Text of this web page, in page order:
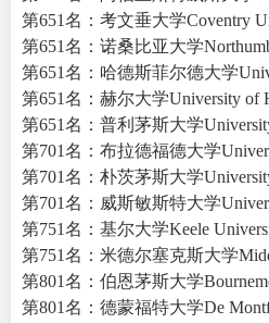
第651名：考文垂大学Coventry
第651名：诺桑比亚大学
第651名：哈德斯菲尔德大学
第651名：赫尔大学University of
第651名：普利茅斯大学
第701名：布拉德福德大学
第701名：朴茨茅斯大学
第701名：威斯敏斯特大学
第751名：基尔大学Keele
第751名：米德尔塞克斯大学
第801名：伯恩茅斯大学
第801名：德蒙福特大学De